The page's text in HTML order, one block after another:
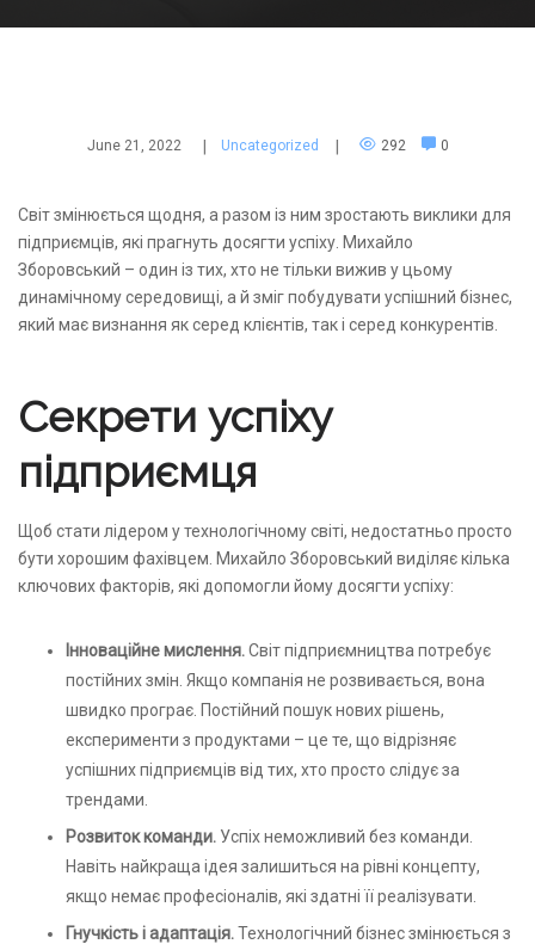
June 21, 2022 Uncategorized 292 0
Світ змінюється щодня, а разом із ним зростають виклики для
підприємців, які прагнуть досягти успіху. Михайло
Зборовський – один із тих, хто не тільки вижив у цьому
динамічному середовищі, а й зміг побудувати успішний бізнес,
який має визнання як серед клієнтів, так і серед конкурентів.
Секрети успіху
підприємця
Щоб стати лідером у технологічному світі, недостатньо просто
бути хорошим фахівцем. Михайло Зборовський виділяє кілька
ключових факторів, які допомогли йому досягти успіху:
Інноваційне мислення.Світ підприємництва потребує
постійних змін. Якщо компанія не розвивається, вона
швидко програє. Постійний пошук нових рішень,
експерименти з продуктами – це те, що відрізняє
успішних підприємців від тих, хто просто слідує за
трендами.
Розвиток команди. Успіх неможливий без команди.
Навіть найкраща ідея залишиться на рівні концепту,
якщо немає професіоналів, які здатні її реалізувати.
Гнучкість і адаптація.Технологічний бізнес змінюється з